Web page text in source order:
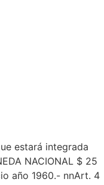
estará integrada
NACIONAL $ 25
año 1960.- nnArt. 4